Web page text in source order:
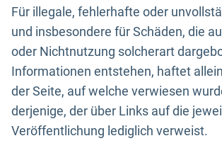
Für illegale, fehlerhafte oder
und insbesondere für Schäden, die
oder Nichtnutzung solcherart
Informationen entstehen, haftet
der Seite, auf welche verwiesen
derjenige, der über Links auf die
Veröffentlichung lediglich verweist.